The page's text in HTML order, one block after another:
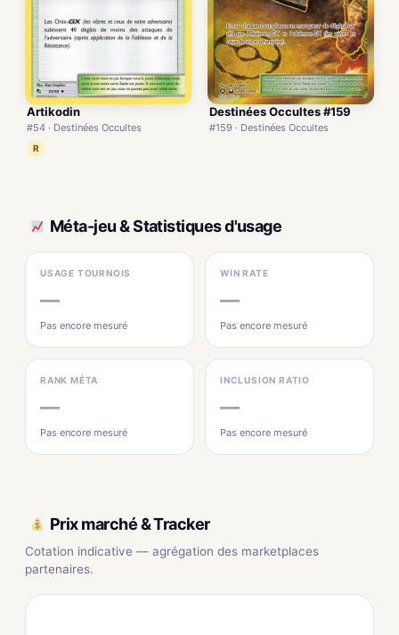
Artikodin
#54 · Destinées Occultes
R
Destinées Occultes #159
#159 · Destinées Occultes
Méta-jeu & Statistiques d'usage
USAGE TOURNOIS
—
Pas encore mesuré
WIN RATE
—
Pas encore mesuré
RANK MÉTA
—
Pas encore mesuré
INCLUSION RATIO
—
Pas encore mesuré
Prix marché & Tracker
Cotation indicative — agrégation des marketplaces
partenaires.